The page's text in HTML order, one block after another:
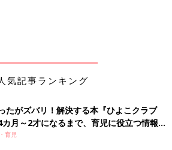
気記事ランキング
たがズバリ！解決する本『ひよこクラブ
月～2才になるまで、育児に役立つ情報が
育児